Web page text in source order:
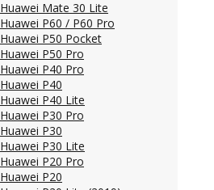
Huawei Mate 30 Lite
Huawei P60 / P60 Pro
Huawei P50 Pocket
Huawei P50 Pro
Huawei P40 Pro
Huawei P40
Huawei P40 Lite
Huawei P30 Pro
Huawei P30
Huawei P30 Lite
Huawei P20 Pro
Huawei P20